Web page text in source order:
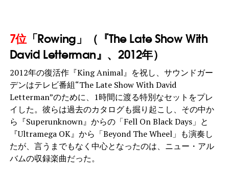
7位 「Rowing」（『The Late Show With
David Letterman』、2012年）
2012年の復活作『King Animal』を祝し、サウンドガー
デンはテレビ番組“The Late Show With David
Letterman”のために、1時間に渡る特別なセットをプレ
イした。彼らは過去のカタログも掘り起こし、その中か
ら『Superunknown』からの「Fell On Black Days」と
『Ultramega OK』から「Beyond The Wheel」も演奏し
たが、言うまでもなく中心となったのは、ニュー・アル
バムの収録楽曲だった。